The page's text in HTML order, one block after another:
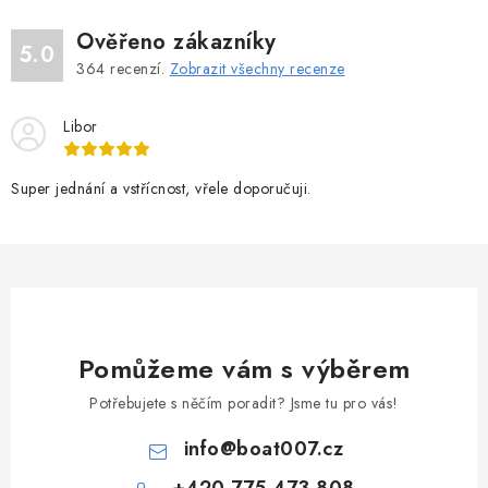
5.0 Ověřeno zákazníky
364 recenzí. Zobrazit všechny recenze
Libor
Super jednání a vstřícnost, vřele doporučuji.
Pomůžeme vám s výběrem
Potřebujete s něčím poradit? Jsme tu pro vás!
info@boat007.cz